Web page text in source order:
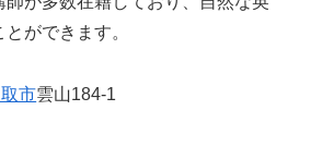
ができます。
市雲山184-1